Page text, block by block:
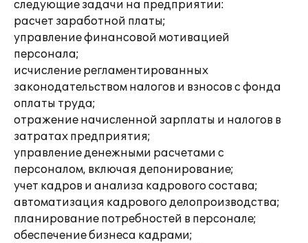
следующие задачи на предприятии:
расчет заработной платы;
управление финансовой мотивацией
персонала;
исчисление регламентированных
законодательством налогов и взносов с фонда
оплаты труда;
отражение начисленной зарплаты и налогов в
затратах предприятия;
управление денежными расчетами с
персоналом, включая депонирование;
учет кадров и анализа кадрового состава;
автоматизация кадрового делопроизводства;
планирование потребностей в персонале;
обеспечение бизнеса кадрами;